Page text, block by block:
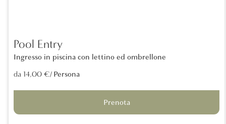
Pool Entry
Ingresso in piscina con lettino ed ombrellone
da 14,00 €/ Persona
Prenota